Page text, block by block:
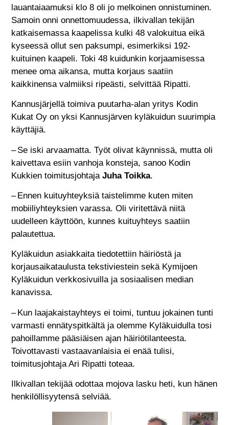
lauantaiaamuksi klo 8 oli jo melkoinen onnistuminen.
Samoin onni onnettomuudessa, ilkivallan tekijän
katkaisemassa kaapelissa kulki 48 valokuitua eikä
kyseessä ollut sen paksumpi, esimerkiksi 192-
kuituinen kaapeli. Toki 48 kuidunkin korjaamisessa
menee oma aikansa, mutta korjaus saatiin
kaikkinensa valmiiksi ripeästi, selvittää Ripatti.
Kannusjärjellä toimiva puutarha-alan yritys Kodin
Kukat Oy on yksi Kannusjärven kyläkuidun suurimpia
käyttäjiä.
– Se iski arvaamatta. Työt olivat käynnissä, mutta oli
kaivettava esiin vanhoja konsteja, sanoo Kodin
Kukkien toimitusjohtajaJuha Toikka.
– Ennen kuituyhteyksiä taistelimme kuten miten
mobiiliyhteyksien varassa. Oli viritettävä niitä
uudelleen käyttöön, kunnes kuituyhteys saatiin
palautettua.
Kyläkuidun asiakkaita tiedotettiin häiriöstä ja
korjausaikataulusta tekstiviestein sekä Kymijoen
Kyläkuidun verkkosivuilla ja sosiaalisen median
kanavissa.
– Kun laajakaistayhteys ei toimi, tuntuu jokainen tunti
varmasti ennätyspitkältä ja olemme Kyläkuidulla tosi
pahoillamme pääsiäisen ajan häiriötilanteesta.
Toivottavasti vastaavanlaisia ei enää tulisi,
toimitusjohtaja Ari Ripatti toteaa.
Ilkivallan tekijää odottaa mojova lasku heti, kun hänen
henkilöllisyytensä selviää.